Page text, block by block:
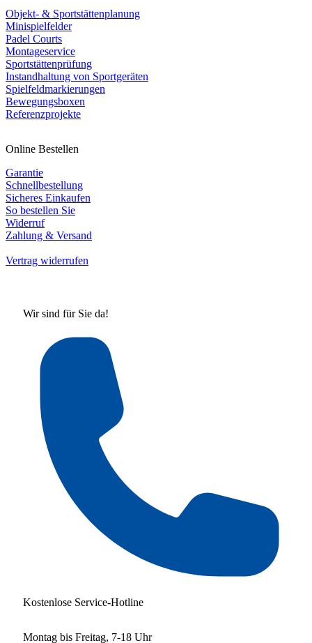
Objekt- & Sportstättenplanung
Minispielfelder
Padel Courts
Montageservice
Sportstättenprüfung
Instandhaltung von Sportgeräten
Spielfeldmarkierungen
Bewegungsboxen
Referenzprojekte
Online Bestellen
Garantie
Schnellbestellung
Sicheres Einkaufen
So bestellen Sie
Widerruf
Zahlung & Versand
Vertrag widerrufen
Wir sind für Sie da!
Kostenlose Service-Hotline
Montag bis Freitag, 7-18 Uhr